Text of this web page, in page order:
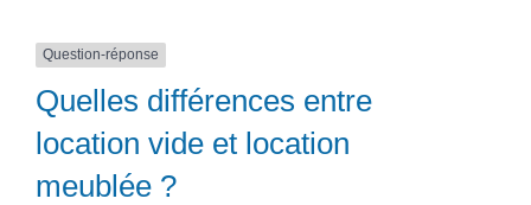
Question-réponse
Quelles différences entre
location vide et location
meublée ?